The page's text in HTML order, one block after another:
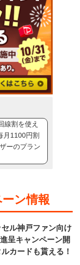
線割を使え
月1100円割
ーのプラン
ン情報
ル神戸ファン向け
呈キャンペーン開
カードも貰える！